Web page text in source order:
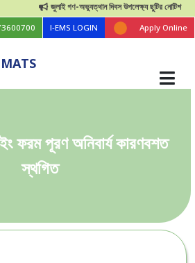
জুলাই গণ-অভ্যুত্থান দিবস উপলেক্ষ্য ছুটির নোটিশ
I-EMS LOGIN Apply Online
ফরম পূরণ অনিবার্য কারণবশত
স্থগিত